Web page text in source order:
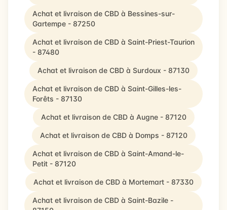
Achat et livraison de CBD à Bessines-sur-
Gartempe - 87250
Achat et livraison de CBD à Saint-Priest-Taurion
- 87480
Achat et livraison de CBD à Surdoux - 87130
Achat et livraison de CBD à Saint-Gilles-les-
Forêts - 87130
Achat et livraison de CBD à Augne - 87120
Achat et livraison de CBD à Domps - 87120
Achat et livraison de CBD à Saint-Amand-le-
Petit - 87120
Achat et livraison de CBD à Mortemart - 87330
Achat et livraison de CBD à Saint-Bazile -